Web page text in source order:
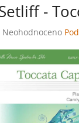
-
Průměrné
produktu
je
Neohodnoceno